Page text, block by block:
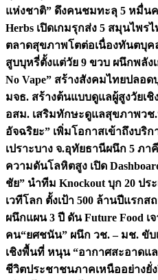
แห่งชาติ” ดึงคนชมทะลุ 5 หมื่นค
Herbs เปิดเกมรุกส่ง 5 สมุนไพร
ตลาดสุขภาพโตต่อเนื่องทันตบุค
สูบบุหรี่ตั้งแต่วัย 9 ขวบ ผนึกพลัง
No Vape” สร้างสังคมไทยปลอ
มจธ. สร้างต้นแบบดูแลผู้สูงวัยเ
อสม. เสริมทักษะดูแลสุขภาพวช
อัจฉริยะ” เพิ่มโอกาสเข้าถึงบริ
เปราะบาง จ.อุทัยธานีผนึก 5 ภาคี
ความดันโลหิตสูง เปิด
ชัย” นำทีม Knockout บุก 20 ปร
เวทีโลก ตั้งเป้า 500 ล้านปีแรกส
ผนึกแผน 3 ปี ดัน Future Food เ
คน“ยศชนัน” ผนึก วช. – มช. ขั
เชิงพื้นที่ หนุน “อากาศสะอาด
ชีวิตประชาชนภาคเหนืออย่างยั่